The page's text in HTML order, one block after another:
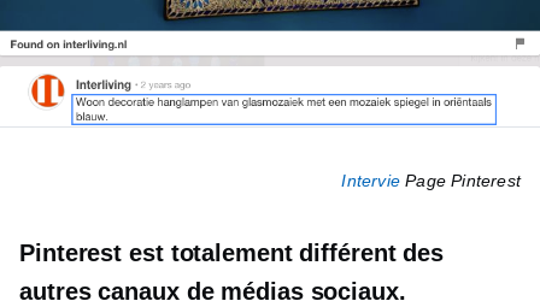
Intervie Page Pinterest
Pinterest est totalement différent des
autres canaux de médias sociaux.